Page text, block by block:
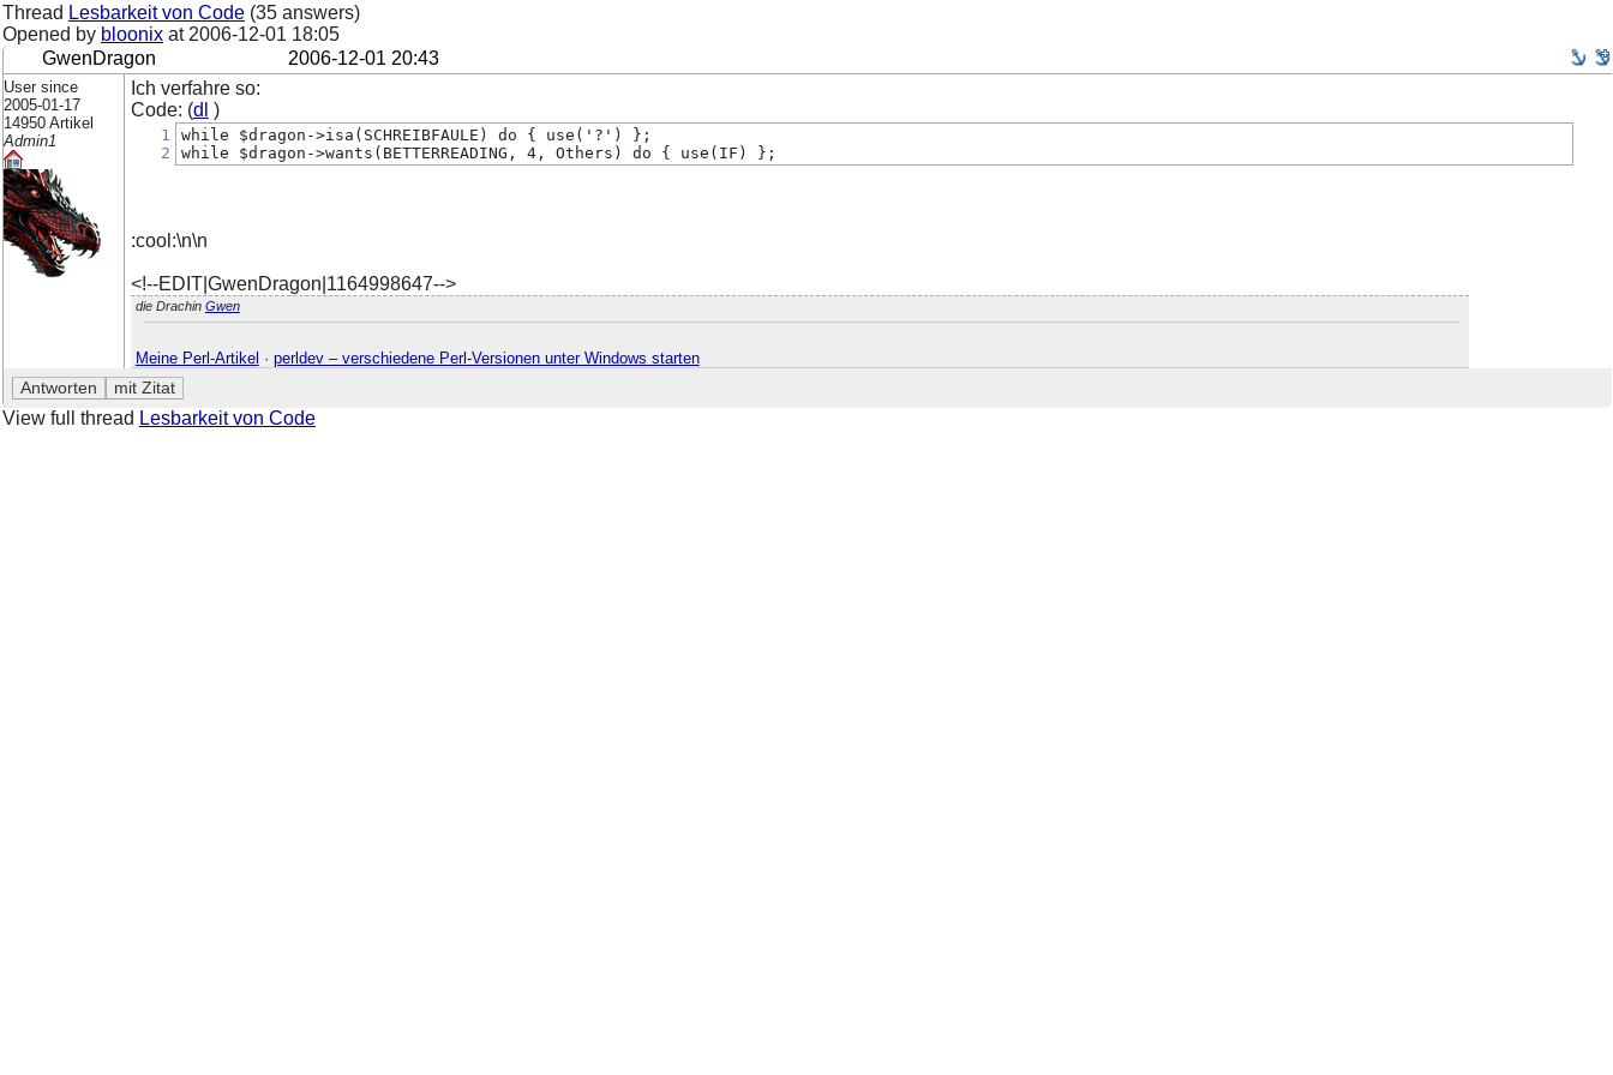
Thread Lesbarkeit von Code (35 answers)
Opened by bloonix at 2006-12-01 18:05
GwenDragon
2006-12-01 20:43
User since
2005-01-17
14950 Artikel
Admin1
Ich verfahre so:
Code: (dl )
1
2
while $dragon->isa(SCHREIBFAULE) do { use('?') };
while $dragon->wants(BETTERREADING, 4, Others) do { use(IF) };
:cool:\n\n
<!--EDIT|GwenDragon|1164998647-->
die Drachin Gwen
Meine Perl-Artikel · perldev – verschiedene Perl-Versionen unter Windows starten
View full thread Lesbarkeit von Code